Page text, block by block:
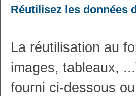
Réutilisez les données
La réutilisation au
images, tableaux,
fourni ci-dessous